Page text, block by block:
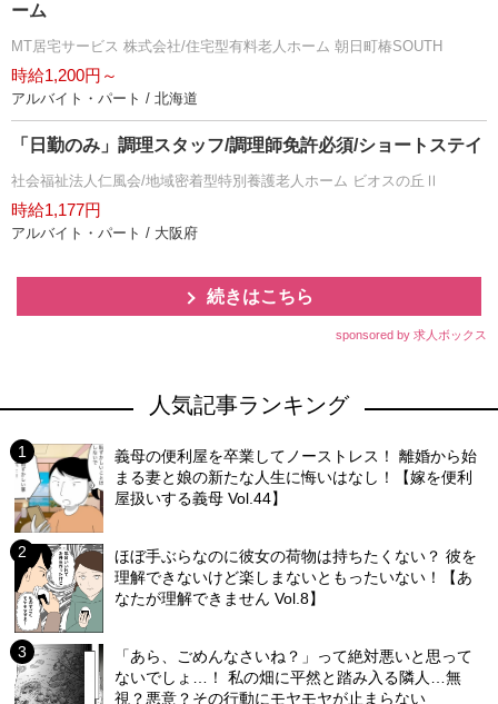
ーム
MT居宅サービス 株式会社/住宅型有料老人ホーム 朝日町椿SOUTH
時給1,200円～
アルバイト・パート / 北海道
「日勤のみ」調理スタッフ/調理師免許必須/ショートステイ
社会福祉法人仁風会/地域密着型特別養護老人ホーム ビオスの丘Ⅱ
時給1,177円
アルバイト・パート / 大阪府
続きはこちら
sponsored by 求人ボックス
人気記事ランキング
義母の便利屋を卒業してノーストレス！ 離婚から始
まる妻と娘の新たな人生に悔いはなし！【嫁を便利
屋扱いする義母 Vol.44】
ほぼ手ぶらなのに彼女の荷物は持ちたくない？ 彼を
理解できないけど楽しまないともったいない！【あ
なたが理解できません Vol.8】
「あら、ごめんなさいね？」って絶対悪いと思って
ないでしょ…！ 私の畑に平然と踏み入る隣人…無
視？悪意？その行動にモヤモヤが止まらない